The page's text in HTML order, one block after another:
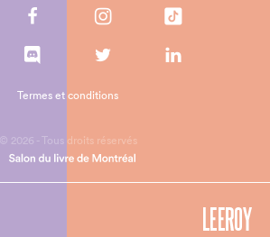
© 2026 - Tous droits réservés
Termes et conditions